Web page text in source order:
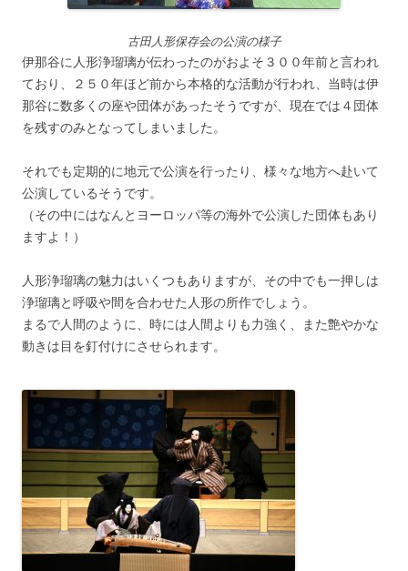
古田人形保存会の公演の様子
伊那谷に人形浄瑠璃が伝わったのがおよそ３００年前と言われ
ており、２５０年ほど前から本格的な活動が行われ、当時は伊
那谷に数多くの座や団体があったそうですが、現在では４団体
を残すのみとなってしまいました。
それでも定期的に地元で公演を行ったり、様々な地方へ赴いて
公演しているそうです。
（その中にはなんとヨーロッパ等の海外で公演した団体もあり
ますよ！）
人形浄瑠璃の魅力はいくつもありますが、その中でも一押しは
浄瑠璃と呼吸や間を合わせた人形の所作でしょう。
まるで人間のように、時には人間よりも力強く、また艶やかな
動きは目を釘付けにさせられます。